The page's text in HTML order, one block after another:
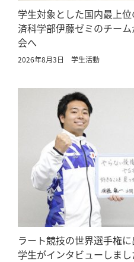
学生対象とした国内最上
済科学部伊藤ゼミのチー
会へ
2026年8月3日 学生活動
ラート競技の世界選手権
学生がインタビューしまし